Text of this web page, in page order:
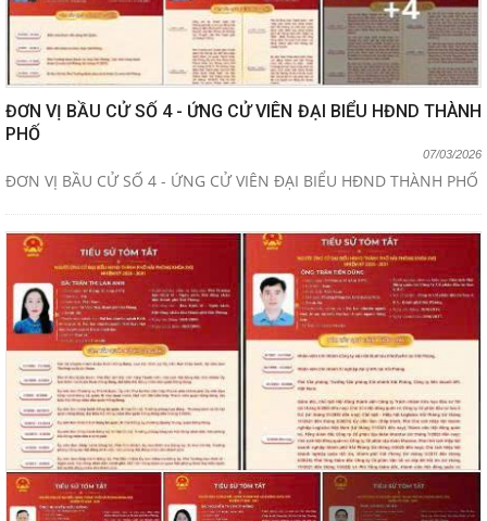
ĐƠN VỊ BẦU CỬ SỐ 4 - ỨNG CỬ VIÊN ĐẠI BIỂU HĐND THÀNH
PHỐ
07/03/2026
ĐƠN VỊ BẦU CỬ SỐ 4 - ỨNG CỬ VIÊN ĐẠI BIỂU HĐND THÀNH PHỐ